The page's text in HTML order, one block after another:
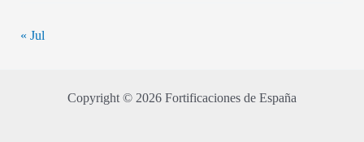
« Jul
Copyright © 2026 Fortificaciones de España